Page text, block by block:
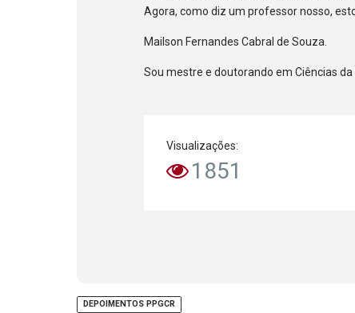
Agora, como diz um professor nosso,
Mailson Fernandes Cabral de Souza.
Sou mestre e doutorando em Ciências da
Visualizações:
1851
DEPOIMENTOS PPGCR